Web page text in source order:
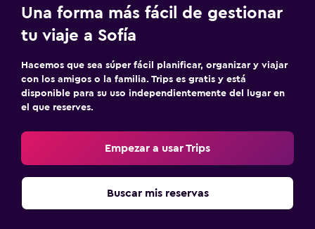
Una forma más fácil de gestionar
tu viaje a Sofía
Hacemos que sea súper fácil planificar, organizar y viajar
con los amigos o la familia. Trips es gratis y está
disponible para su uso independientemente del lugar en
el que reserves.
Empezar a usar Trips
Buscar mis reservas